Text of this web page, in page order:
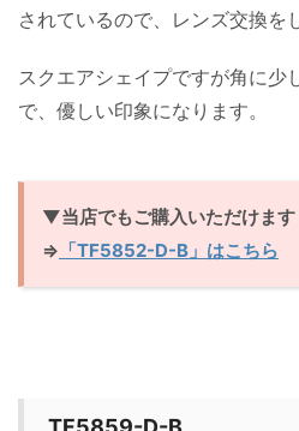
されているので、レンズ交換を
スクエアシェイプですが角に少
で、優しい印象になります。
▼当店でもご購入いただけます
⇒ 「TF5852-D-B」はこちら